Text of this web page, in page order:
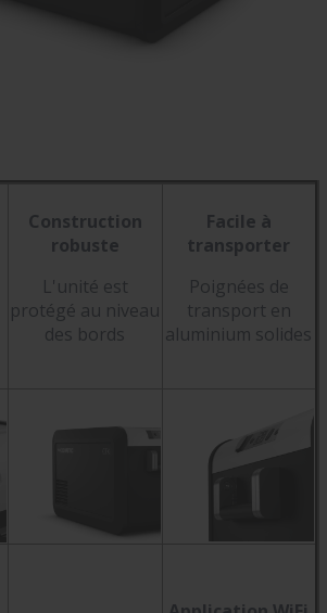
Construction
robuste
L'unité est
protégé au niveau
des bords
Facile à
transporter
Poignées de
transport en
aluminium solides